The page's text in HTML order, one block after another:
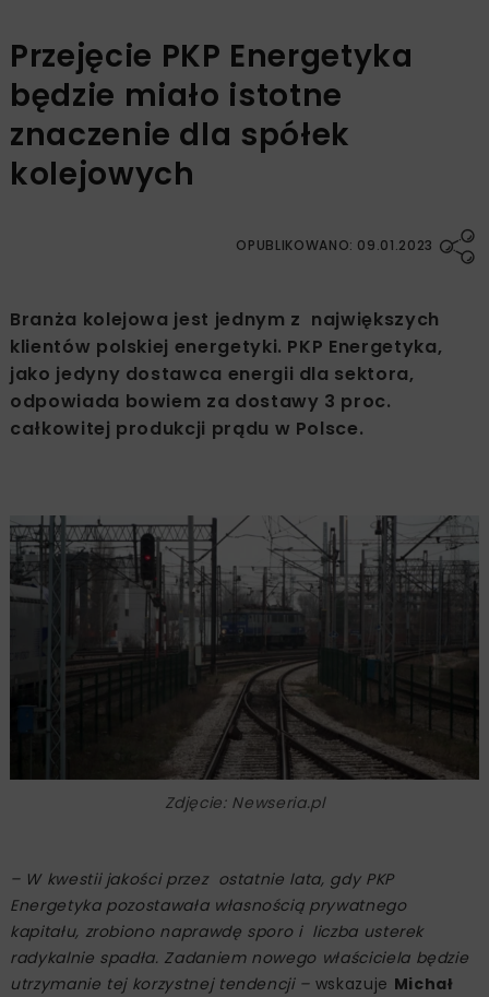
Przejęcie PKP Energetyka
będzie miało istotne
znaczenie dla spółek
kolejowych
OPUBLIKOWANO: 09.01.2023
Branża kolejowa jest jednym z największych
klientów polskiej energetyki. PKP Energetyka,
jako jedyny dostawca energii dla sektora,
odpowiada bowiem za dostawy 3 proc.
całkowitej produkcji prądu w Polsce.
Zdjęcie: Newseria.pl
– W kwestii jakości przez ostatnie lata, gdy PKP
Energetyka pozostawała własnością prywatnego
kapitału, zrobiono naprawdę sporo i liczba usterek
radykalnie spadła. Zadaniem nowego właściciela będzie
utrzymanie tej korzystnej tendencji – wskazuje Michał